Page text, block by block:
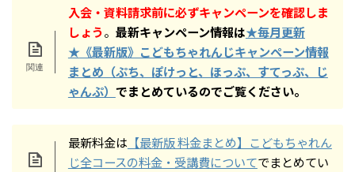
入会・資料請求前に必ずキャンペーンを確認しま
しょう。 最新キャンペーン情報は★毎月更新
★《最新版》こどもちゃれんじキャンペーン情報
まとめ（ぷち、ぽけっと、ほっぷ、すてっぷ、じ
ゃんぷ） でまとめているのでご覧ください。
最新料金は 【最新版 料金まとめ】こどもちゃれん
じ全コースの料金・受講費についてでまとめてい